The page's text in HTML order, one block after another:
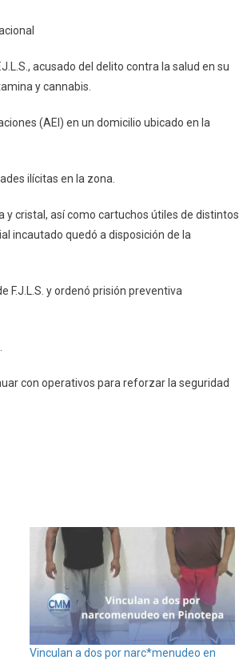
acusado del delito contra la salud en su
y cannabis.
(AEI) en un domicilio ubicado en la
ilícitas en la zona.
y cristal, así como cartuchos útiles de distintos
incautado quedó a disposición de la
F.J.L.S. y ordenó prisión preventiva
con operativos para reforzar la seguridad
Vinculan a dos por narc*menudeo en